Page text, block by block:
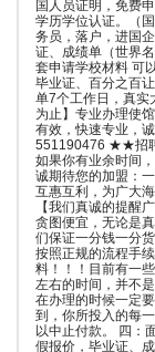
国人员证明，免费
学历学位认证。（
务员，落户，进国
证、成绩单（世界
套申请学校材料 可
毕业证、百分之百
单7个工作日，真实
为止】专业办理使
有效，快速专业，
551190476 ★★招聘
如果你有业余时间
诚期待您的加盟：
互惠互利，为广大
【我们真诚的提
贪图便宜，无论是
们保证一分钱一分
按照正规的流程手
料！！！目前有一
左右的时间，并不
在办理的时候一定
到，你所投入的每
以中止付款。 四：
假报价，毕业证、